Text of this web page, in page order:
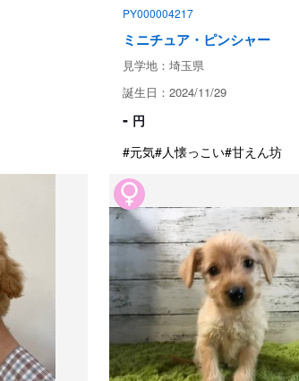
保証とサポート
生体保証内容
譲渡日7日以内に当該保証対象
譲渡日15日以内に当該保証対象
なお、獣医師にかかる前にまず
保証は代犬の提供を行なうもの
障終了後も一カ月間、保証に関
犬の評価金額及びその調査・回
す。
生命保証に関して、以下の場合は
・飼育者の重大な過失、故意に
・伝染病予防ワクチンの接種を
・獣医師の治療を受けなかった
・事故による死亡、逃亡、及び
・保証請求に際して虚偽の申告
PY000004217
ミニチュア・ピンシャー
見学地：埼玉県
誕生日：2024/11/29
- 円
#元気#人懐っこい#甘えん坊